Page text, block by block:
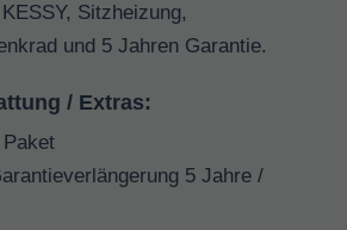
Sitzheizung,
und 5 Jahren Garantie.
/ Extras:
5 Jahre /